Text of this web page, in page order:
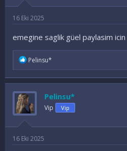
16 Eki 2025
emegine saglik güel paylasim
İ
d
e
l
e
r
:
Pelinsu*
Pelinsu*
Vip Vip
16 Eki 2025